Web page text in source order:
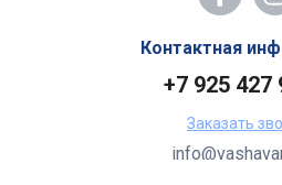
Контактная
+7 925 427
Заказать